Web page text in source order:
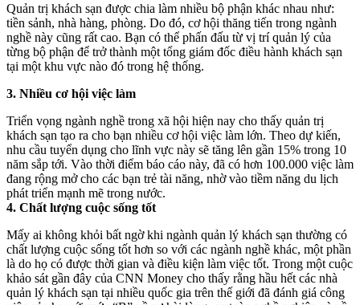
Quản trị khách sạn được chia làm nhiều bộ phận khác nhau như:
tiền sảnh, nhà hàng, phòng. Do đó, cơ hội thăng tiến trong ngành
nghề này cũng rất cao. Bạn có thể phấn đấu từ vị trí quản lý của
từng bộ phận để trở thành một tổng giám đốc điều hành khách sạn
tại một khu vực nào đó trong hệ thống.
3. Nhiều cơ hội việc làm
Triển vọng ngành nghề trong xã hội hiện nay cho thấy quản trị
khách sạn tạo ra cho bạn nhiều cơ hội việc làm lớn. Theo dự kiến,
nhu cầu tuyển dụng cho lĩnh vực này sẽ tăng lên gần 15% trong 10
năm sắp tới. Vào thời điểm báo cáo này, đã có hơn 100.000 việc làm
đang rộng mở cho các bạn trẻ tài năng, nhờ vào tiềm năng du lịch
phát triển mạnh mẽ trong nước.
4. Chất lượng cuộc sống tốt
Mấy ai không khỏi bất ngờ khi ngành quản lý khách sạn thường có
chất lượng cuộc sống tốt hơn so với các ngành nghề khác, một phần
là do họ có được thời gian và điều kiện làm việc tốt. Trong một cuộc
khảo sát gần đây của CNN Money cho thấy rằng hầu hết các nhà
quản lý khách sạn tại nhiều quốc gia trên thế giới đã đánh giá công